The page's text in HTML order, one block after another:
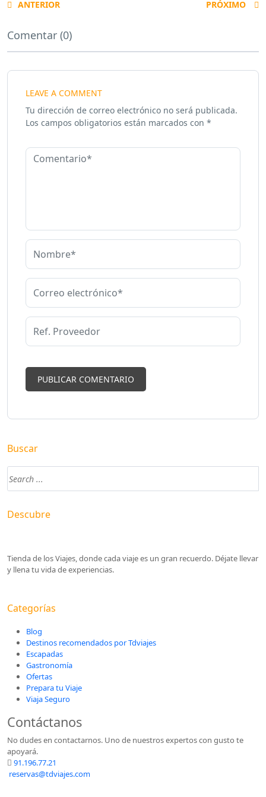
ANTERIOR PRÓXIMO
Comentar (0)
LEAVE A COMMENT
Tu dirección de correo electrónico no será publicada.
Los campos obligatorios están marcados con *
Buscar
Descubre
Tienda de los Viajes, donde cada viaje es un gran recuerdo. Déjate llevar
y llena tu vida de experiencias.
Categorías
Blog
Destinos recomendados por Tdviajes
Escapadas
Gastronomía
Ofertas
Prepara tu Viaje
Viaja Seguro
Contáctanos
No dudes en contactarnos. Uno de nuestros expertos con gusto te
apoyará.
91.196.77.21
reservas@tdviajes.com